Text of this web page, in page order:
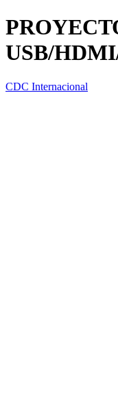
USB/
CDC Internacional